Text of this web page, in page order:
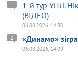
1-й тур УПЛ.
(ВІДЕО)
06.08.2026, 14:30
«Динамо»
2
06.08.2026, 14:09